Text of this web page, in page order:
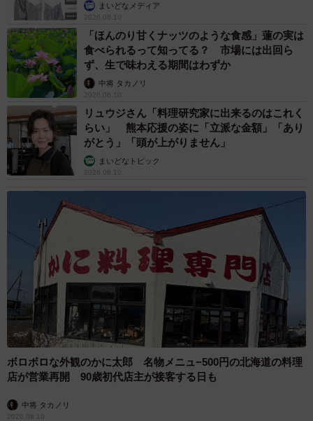
まいどなメディア
2026.08.10
「ほんのり甘くナッツのような食感」蓮の実は
食べられるって知ってる？ 市場には出回ら
ず、生で味わえる期間はわずか
中将 タカノリ
2026.08.10
リュウジさん「料理研究家に出来るのはこれく
らい」 熊本応援の姿に「立派な金額」「あり
がとう」「頭が上がりません」
まいどなトピック
2026.08.10
ボロボロな外観のかに太郎 名物メニュ−500円の北海道の料理
店が営業再開 90歳初代店主が接客する日も
中将 タカノリ
2026.08.10